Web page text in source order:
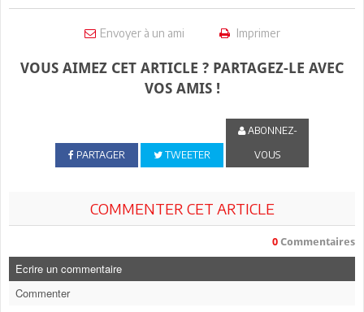
Envoyer à un ami Imprimer
VOUS AIMEZ CET ARTICLE ? PARTAGEZ-LE AVEC
VOS AMIS !
PARTAGER TWEETER
ABONNEZ-
VOUS
COMMENTER CET ARTICLE
0 Commentaires
Ecrire un commentaire
Commenter